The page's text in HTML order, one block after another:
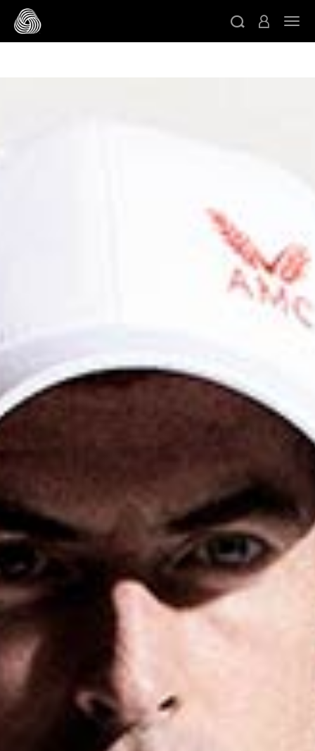
/* Google domain verification */
verification */
/* Facebook domain verification */
スキップする
ト